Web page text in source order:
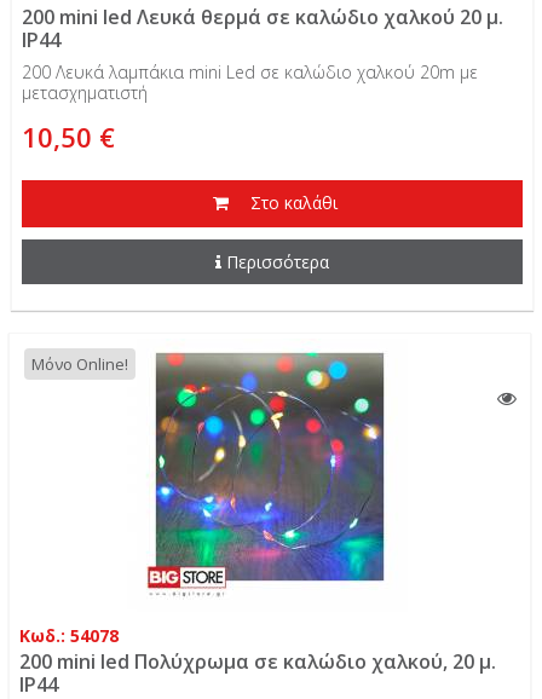
200 mini led Λευκά θερμά σε καλώδιο χαλκού 20 μ.
IP44
200 Λευκά λαμπάκια mini Led σε καλώδιο χαλκού 20m με
μετασχηματιστή
10,50 €
Στο καλάθι
Περισσότερα
Μόνο Online!
Κωδ.: 54078
200 mini led Πολύχρωμα σε καλώδιο χαλκού, 20 μ.
IP44